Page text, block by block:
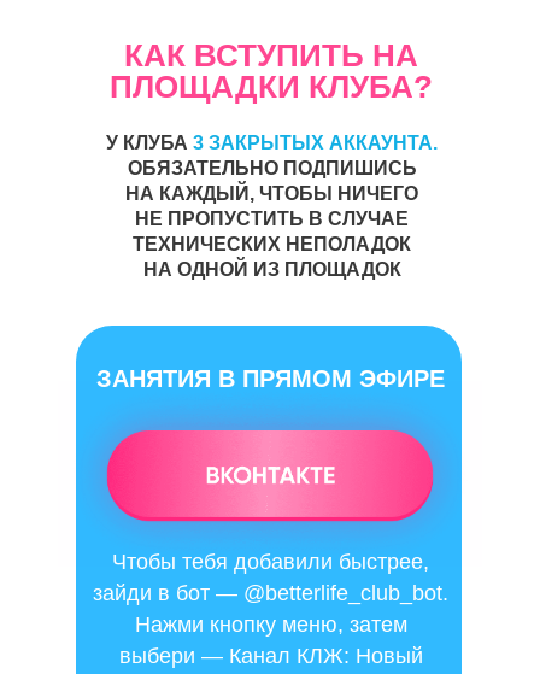
КАК ВСТУПИТЬ НА
ПЛОЩАДКИ КЛУБА?
У КЛУБА 3 ЗАКРЫТЫХ АККАУНТА.
ОБЯЗАТЕЛЬНО ПОДПИШИСЬ
НА КАЖДЫЙ, ЧТОБЫ НИЧЕГО
НЕ ПРОПУСТИТЬ В СЛУЧАЕ
ТЕХНИЧЕСКИХ НЕПОЛАДОК
НА ОДНОЙ ИЗ ПЛОЩАДОК
ЗАНЯТИЯ В ПРЯМОМ ЭФИРЕ
Чтобы тебя добавили быстрее,
зайди в бот — @betterlife_club_bot.
Нажми кнопку меню, затем
выбери — Канал КЛЖ: Новый